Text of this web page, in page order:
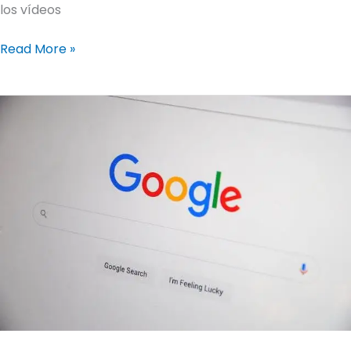
los vídeos
Read More »
Navegando
Google